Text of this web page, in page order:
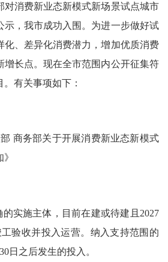
对消费新业态新模式新场景试点城市
示，我市成功入围。为进一步做好试
化、差异化消费潜力，增加优质消费
增长点。现在全市范围内公开征集符
。有关事项如下：
商务部关于开展消费新业态新模式
的实施主体，目前在建或待建且2027
验收并投入运营。纳入支持范围的
日之后发生的投入。